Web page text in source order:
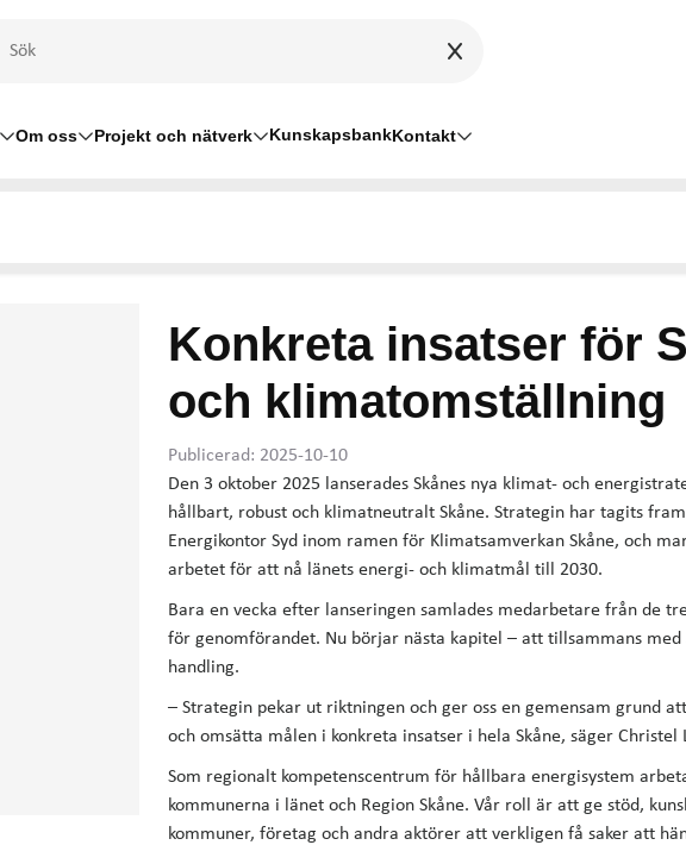
Om oss Projekt och nätverk KunskapsbankKontakt
Konkreta insatser för
och klimatomställning
Publicerad: 2025-10-10
Den 3 oktober 2025 lanserades Skånes nya klimat- och
hållbart, robust och klimatneutralt Skåne. Strategin har tagits fram
Energikontor Syd inom ramen för Klimatsamverkan Skåne, och
arbetet för att nå länets energi- och klimatmål till 2030.
Bara en vecka efter lanseringen samlades medarbetare från de
för genomförandet. Nu börjar nästa kapitel – att tillsammans
handling.
– Strategin pekar ut riktningen och ger oss en gemensam grund
och omsätta målen i konkreta insatser i hela Skåne, säger Christel
Som regionalt kompetenscentrum för hållbara energisystem
kommunerna i länet och Region Skåne. Vår roll är att ge stöd,
kommuner, företag och andra aktörer att verkligen få saker att